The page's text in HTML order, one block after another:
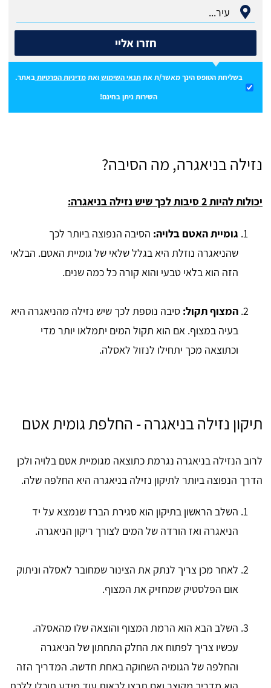
חזרו אליי
בשליחת הטופס הינך מאשר/ת אתתנאי השימושואתמדיניות הפרטיות באתר.
השירות ניתן בחינם!
נזילה בניאגרה, מה הסיבה?
יכולות להיות 2 סיבות לכך שיש נזילה בניאגרה:
גומיית האטם בלויה: הסיבה הנפוצה ביותר לכך
שהניאגרה נוזלת היא בגלל שלאי של גומיית האטם. הבלאי
הזה הוא בלאי טבעי והוא קורה כל כמה שנים.
המצוף תקול: סיבה נוספת לכך שיש נזילה מהניאגרה היא
בעיה במצוף. אם הוא תקול המים יתמלאו יותר מדי
וכתוצאה מכך יתחילו לנזול לאסלה.
תיקון נזילה בניאגרה - החלפת גומית אטם
לרוב הנזילה בניאגרה נגרמת כתוצאה מגומיית אטם בלויה ולכן
הדרך הנפוצה ביותר לתיקון נזילה בניאגרה היא החלפה שלה.
השלב הראשון בתיקון הוא סגירת הברז שנמצא על יד
הניאגרה ואז הורדה של המים לצורך ריקון הניאגרה.
לאחר מכן צריך לנתק את הצינור שמחובר לאסלה וניתוק
אום הפלסטיק שמחזיק את המצוף.
השלב הבא הוא הרמת המצוף והוצאה שלו מהאסלה.
עכשיו צריך לפתוח את החלק התחתון של הניאגרה
והחלפה של הגומיה השחוקה באחת חדשה. המדריך הזה